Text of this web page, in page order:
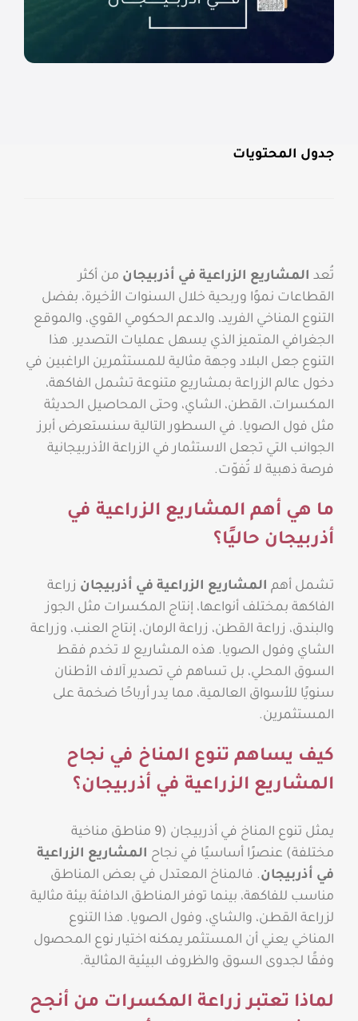
جدول المحتويات
تُعد المشاريع الزراعية في أذربيجان من أكثر
القطاعات نموًا وربحية خلال السنوات الأخيرة، بفضل
التنوع المناخي الفريد، والدعم الحكومي القوي، والموقع
الجغرافي المتميز الذي يسهل عمليات التصدير. هذا
التنوع جعل البلاد وجهة مثالية للمستثمرين الراغبين في
دخول عالم الزراعة بمشاريع متنوعة تشمل الفاكهة،
المكسرات، القطن، الشاي، وحتى المحاصيل الحديثة
مثل فول الصويا. في السطور التالية سنستعرض أبرز
الجوانب التي تجعل الاستثمار في الزراعة الأذربيجانية
فرصة ذهبية لا تُفوّت.
ما هي أهم المشاريع الزراعية في
أذربيجان حاليًا؟
تشمل أهم المشاريع الزراعية في أذربيجان زراعة
الفاكهة بمختلف أنواعها، إنتاج المكسرات مثل الجوز
والبندق، زراعة القطن، زراعة الرمان، إنتاج العنب، وزراعة
الشاي وفول الصويا. هذه المشاريع لا تخدم فقط
السوق المحلي، بل تساهم في تصدير آلاف الأطنان
سنويًا للأسواق العالمية، مما يدر أرباحًا ضخمة على
المستثمرين.
كيف يساهم تنوع المناخ في نجاح
المشاريع الزراعية في أذربيجان؟
يمثل تنوع المناخ في أذربيجان (9 مناطق مناخية
مختلفة) عنصرًا أساسيًا في نجاح المشاريع الزراعية
في أذربيجان. فالمناخ المعتدل في بعض المناطق
مناسب للفاكهة، بينما توفر المناطق الدافئة بيئة مثالية
لزراعة القطن، والشاي، وفول الصويا. هذا التنوع
المناخي يعني أن المستثمر يمكنه اختيار نوع المحصول
وفقًا لجدوى السوق والظروف البيئية المثالية.
لماذا تعتبر زراعة المكسرات من أنجح